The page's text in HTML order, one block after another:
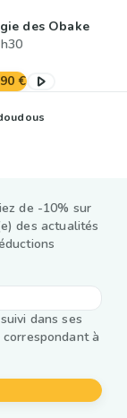
des Obake
€
de -10% sur
des actualités
dans ses
à